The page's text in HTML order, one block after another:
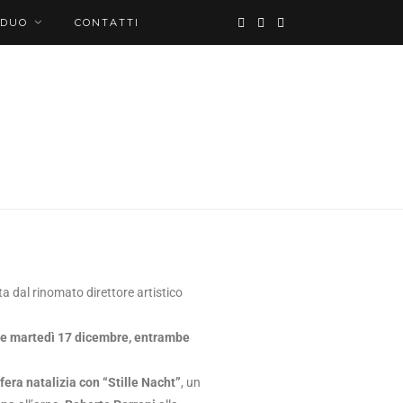
CONTATTI
dal rinomato direttore artistico
martedì 17 dicembre, entrambe
natalizia con “Stille Nacht”, un